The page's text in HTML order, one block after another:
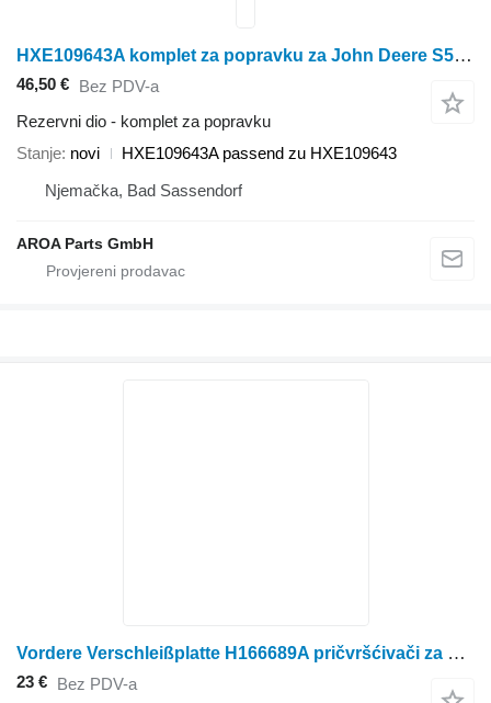
HXE109643A komplet za popravku za John Deere S550, S650, S660, S670, S670HM, S680, S680HM, S690, S760, S770, CTS, CTS II, S550, S660, S670, 9400, 9410, 9450, 9500, 9500SH, 9501, 9510, 9510SH, 9550, 9550SH, 9560, 9560SH, 9560STS, 9570STS, 9600, 9610, 9650, 9650CTS, 9660, 9660CTS, 9660STS, 9670STS, 9750STS, 9760STS, 9770STS kombajna za žito
46,50 € Bez PDV-a
Rezervni dio - komplet za popravku
Stanje novi
HXE109643A passend zu HXE109643
Njemačka, Bad Sassendorf
AROA Parts GmbH
Vordere Verschleißplatte H166689A pričvršćivači za John Deere 9560STS 9570STS 9650STS kombajna za žito
23 € Bez PDV-a